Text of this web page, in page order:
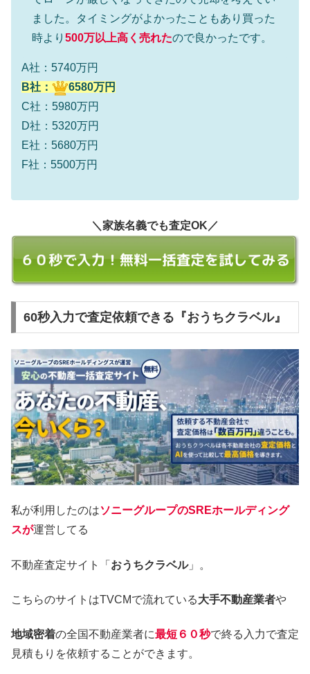
ました。タイミングがよかったこともあり買った
時より 500万以上高く売れたので良かったです。
A社：5740万円
B社：
6580万円
C社：5980万円
D社：5320万円
E社：5680万円
F社：5500万円
＼家族名義でも査定OK／
60秒入力で査定依頼できる『おうちクラベル』
私が利用したのはソニーグループのSREホールディング
スが運営してる
不動産査定サイト「 おうちクラベル」。
こちらのサイトはTVCMで流れている大手不動産業者や
地域密着の全国不動産業者に最短６０秒で終る入力で査定
見積もりを依頼することができます。